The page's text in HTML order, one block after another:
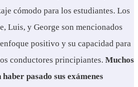
cómodo para los estudiantes. Los
Luis, y George son mencionados
positivo y su capacidad para
conductores principiantes. Muchos
pasado sus exámenes